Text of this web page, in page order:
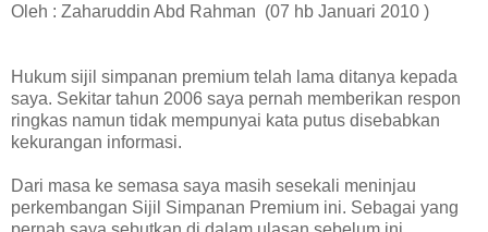
Oleh : Zaharuddin Abd Rahman (07 hb Januari 2010 )
Hukum sijil simpanan premium telah lama ditanya kepada
saya. Sekitar tahun 2006 saya pernah memberikan respon
ringkas namun tidak mempunyai kata putus disebabkan
kekurangan informasi.
Dari masa ke semasa saya masih sesekali meninjau
perkembangan Sijil Simpanan Premium ini. Sebagai yang